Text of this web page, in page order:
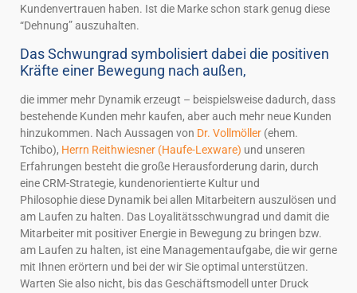
Kundenvertrauen haben. Ist die Marke schon stark genug diese
“Dehnung” auszuhalten.
Das Schwungrad symbolisiert dabei die positiven
Kräfte einer Bewegung nach außen,
die immer mehr Dynamik erzeugt – beispielsweise dadurch, dass
bestehende Kunden mehr kaufen, aber auch mehr neue Kunden
hinzukommen. Nach Aussagen von Dr. Vollmöller (ehem.
Tchibo), Herrn Reithwiesner (Haufe-Lexware) und unseren
Erfahrungen besteht die große Herausforderung darin, durch
eine CRM-Strategie, kundenorientierte Kultur und
Philosophie diese Dynamik bei allen Mitarbeitern auszulösen und
am Laufen zu halten. Das Loyalitätsschwungrad und damit die
Mitarbeiter mit positiver Energie in Bewegung zu bringen bzw.
am Laufen zu halten, ist eine Managementaufgabe, die wir gerne
mit Ihnen erörtern und bei der wir Sie optimal unterstützen.
Warten Sie also nicht, bis das Geschäftsmodell unter Druck